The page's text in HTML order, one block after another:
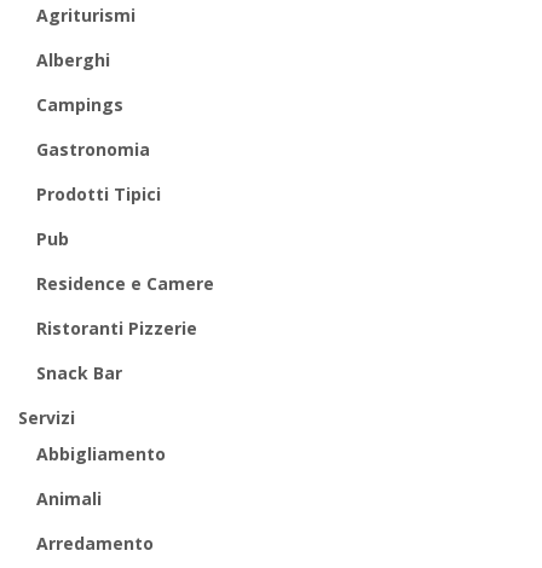
Agriturismi
Alberghi
Campings
Gastronomia
Prodotti Tipici
Pub
Residence e Camere
Ristoranti Pizzerie
Snack Bar
Servizi
Abbigliamento
Animali
Arredamento